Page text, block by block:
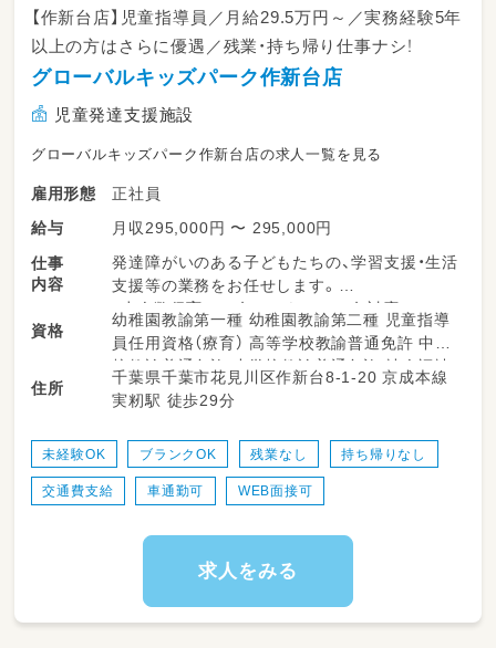
【作新台店】児童指導員／月給29.5万円～／実務経験5年
以上の方はさらに優遇／残業・持ち帰り仕事ナシ！
グローバルキッズパーク作新台店
児童発達支援施設
グローバルキッズパーク作新台店の求人一覧を見る
雇用形態
正社員
給与
月収295,000円 〜 295,000円
仕事
内容
発達障がいのある子どもたちの、学習支援・生活
支援等の業務をお任せします。
・少人数保育で１名につき２～３名対応
・持ち帰り仕事、残業ナシ！子育て中のママも多
数活躍中！
・送迎業務あり（ＡＴ可）
・児童のみならずご家族へのケアもサービスの
・ワークバランスを重視した運営をしていま
す。
資格
幼稚園教諭第一種 幼稚園教諭第二種 児童指導
員任用資格（療育） 高等学校教諭普通免許 中学
校教諭普通免許 小学校教諭普通免許 社会福祉
士 精神保健福祉士 普通自動車運転免許
住所
千葉県千葉市花見川区作新台8‐1‐20 京成本線
実籾駅 徒歩29分
未経験OK ブランクOK 残業なし 持ち帰りなし
交通費支給 車通勤可 WEB面接可
求人をみる